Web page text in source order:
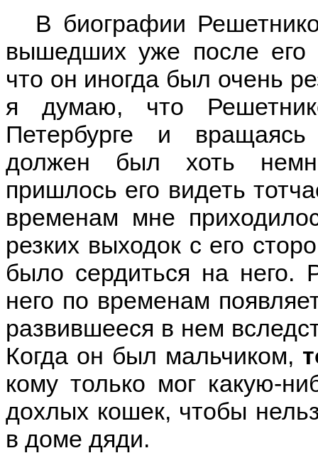
В биографии
вышедших уже после его
что он иногда был очень
я думаю, что
Петербурге и
должен был хоть
пришлось его видеть
временам мне
резких выходок с его
было сердиться на него.
него по временам
развившееся в нем
Когда он был мальчиком,
кому только мог какую-
дохлых кошек, чтобы
в доме дяди.